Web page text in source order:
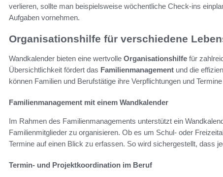
verlieren, sollte man beispielsweise wöchentliche Check-ins
Aufgaben vornehmen.
Organisationshilfe für verschiedene
Wandkalender bieten eine wertvolle Organisationshilfe für
Übersichtlichkeit fördert das Familienmanagement und die
können Familien und Berufstätige ihre Verpflichtungen und
Familienmanagement mit einem Wandkalender
Im Rahmen des Familienmanagements unterstützt ein
Familienmitglieder zu organisieren. Ob es um Schul- oder
Termine auf einen Blick zu erfassen. So wird sichergestellt, dass
Termin- und Projektkoordination im Beruf